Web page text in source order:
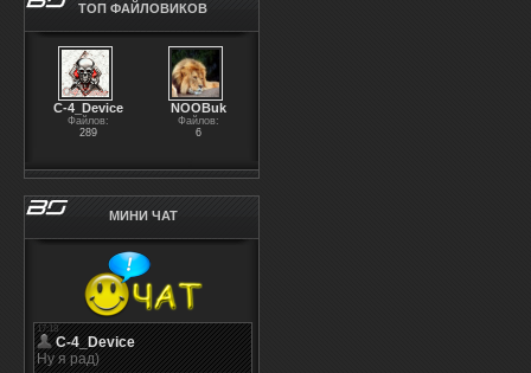
ТОП ФАЙЛОВИКОВ
С-4_Device
Файлов:
289
NOOBuk
Файлов:
6
МИНИ ЧАТ